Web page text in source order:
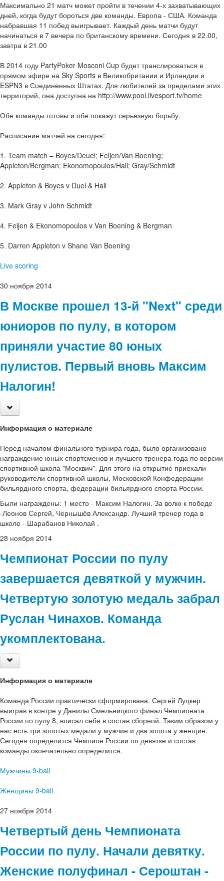
Максимально 21 матч может пройти в течении 4-х захватывающих
дней, когда будут бороться две команды. Европа - США. Команда
набравшая 11 побед выигрывает. Каждый день матчи будут
начинаться в 7 вечера по британскому времени. Сегодня в 22.00,
завтра в 21.00
В 2014 году PartyPoker Mosconi Cup будет транслироваться в
прямом эфире на Sky Sports в Великобритании и Ирландии и
ESPN3 в Соединенных Штатах. Для любителей за пределами этих
территорий, она доступна на http://www.pool.livesport.tv/home
Обе команды готовы и обе покажут серьезную борьбу.
Расписание матчей на сегодня:
1. Team match – Boyes/Deuel; Feijen/Van Boening;
Appleton/Bergman; Ekonomopoulos/Hall; Gray/Schmidt
2. Appleton & Boyes v Duel & Hall
3. Mark Gray v John Schmidt
4. Feijen & Ekonomopoulos v Van Boening & Bergman
5. Darren Appleton v Shane Van Boening
Live scoring
30 ноября 2014
В Москве прошел 13-й "Next" среди
юниоров по пулу, в котором
приняли участие 80 юных
пулистов. Первый вновь Максим
Налогин!
Информация о материале
Перед началом финального турнира года, было организовано
награждение юных спортсменов и лучшего тренера года по версии
спортивной школа "Москвич". Для этого на открытие приехали
руководители спортивной школы, Московской Конфедерации
бильярдного спорта, федерации бильярдного спорта России.
Были награждены: 1 место - Максим Налогин. За волю к победе
-Леонов Сергей, Чернышёв Александр. Лучший тренер года в
школе - Шарабанов Николай .
28 ноября 2014
Чемпионат России по пулу
завершается девяткой у мужчин.
Четвертую золотую медаль забрал
Руслан Чинахов. Команда
укомплектована.
Информация о материале
Команда России практически сформирована. Сергей Луцкер
выиграв в контре у Данилы Смельницкого финал Чемпионата
России по пулу 8, вписал себя в состав сборной. Таким образом у
нас есть три золотых медали у мужчин и два золота у женщин.
Сегодня определится Чемпион России по девятке и состав
команды окончательно определится.
Мужчины 9-ball
Женщины 9-ball
27 ноября 2014
Четвертый день Чемпионата
России по пулу. Начали девятку.
Женские полуфинал - Сероштан -